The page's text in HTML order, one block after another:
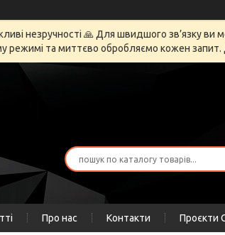
незручності 🙏 Для швидшого зв’язку
режимі та миттєво обробляємо кожен запит.
Про нас Контакти Проєкти